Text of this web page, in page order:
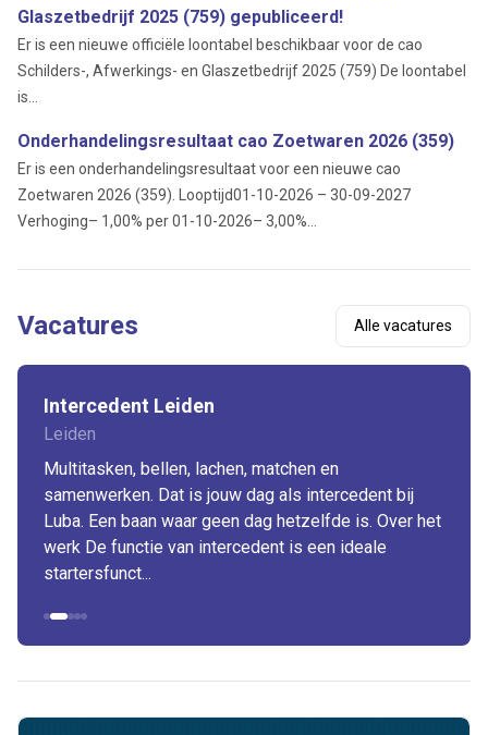
Glaszetbedrijf 2025 (759) gepubliceerd!
Er is een nieuwe officiële loontabel beschikbaar voor de cao
Schilders-, Afwerkings- en Glaszetbedrijf 2025 (759) De loontabel
is...
Onderhandelingsresultaat cao Zoetwaren 2026 (359)
Er is een onderhandelingsresultaat voor een nieuwe cao
Zoetwaren 2026 (359). Looptijd01-10-2026 – 30-09-2027
Verhoging– 1,00% per 01-10-2026– 3,00%...
Vacatures Alle vacatures
Intercedent Leiden
Leiden
Multitasken, bellen, lachen, matchen en
samenwerken. Dat is jouw dag als intercedent bij
Luba. Een baan waar geen dag hetzelfde is. Over het
werk De functie van intercedent is een ideale
startersfunct...